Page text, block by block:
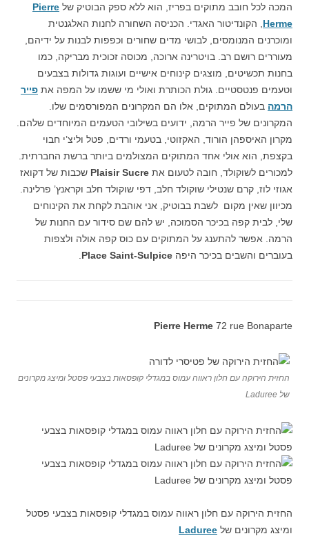
המכה לכל חובב מתוקים בפריז, הוא ללא ספק הבוטיק של Pierre
Herme , הקונדיטור האגדי. הכניסה השחורה לחנות האלגנטית
ומוכרנים המנומסים, לבושי מדים שחורים וכפפות לבנות על ידיהם,
מעוררים רושם רב. בויטרינה ארוכה, מכוסה זכוכית מבריקה, כמו
בחנות תכשיטים, מוצגים קינוחים אישיים ועוגות גדולות בצבעים
וטעמים פנטסטיים. גולת הכותרת ואולי מי ששמו על המפה את פייר
הרמה בעולם המתוקים, אלו הם המקרונים המפורסמים שלו.
המקרונים של פייר הרמה, ידועים בשילובי הטעמים המיוחדים שלהם.
מקרון האיספהן הורוד, האקזוטי, בטעמי ורדים, פטל וליצ’י חבוי
בקצפת, הוא אולי אחד המתוקים המצולמים ביותר ברשת החברתית.
למכורים לשוקולד, חובה לטעום את Plaisir Sucre שכבות של דקואז
אגוזי לוז, קרם שנטילי שוקולד חלב, דפי שוקולד חלב וקראנץ’ פרלינה.
מכיוון שאין מקום לשבת בבוטיק, אני אוהבת לקחת את הקינוחים
שלי, לבית קפה בכיכר הסמוכה, יש להם שם סידור עם החנות של
הרמה. אפשר להתענג על המתוקים עם כוס קפה אולה ולצפות
בעוברים והשבים בכיכר היפה Place Saint-Sulpice
Pierre Herme 72 rue Bonaparte
החזית הירוקה עם חלון ראווה עמוס במגדלי קופסאות בצבעי פסטל ומיצג מקרונים
של Laduree
החזית הירוקה עם חלון ראווה עמוס במגדלי קופסאות בצבעי פסטל
ומיצג מקרונים של Laduree